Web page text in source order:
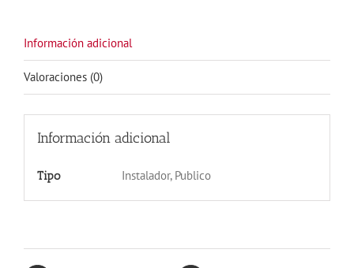
Información adicional
Valoraciones (0)
Información adicional
Tipo Instalador, Publico